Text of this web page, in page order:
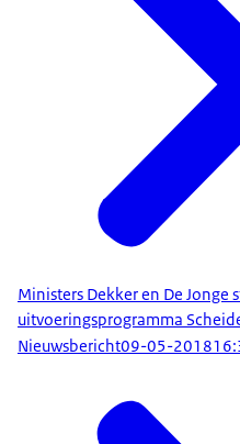
Ministers Dekker en De
uitvoeringsprogramma
Nieuwsbericht09-05-2018